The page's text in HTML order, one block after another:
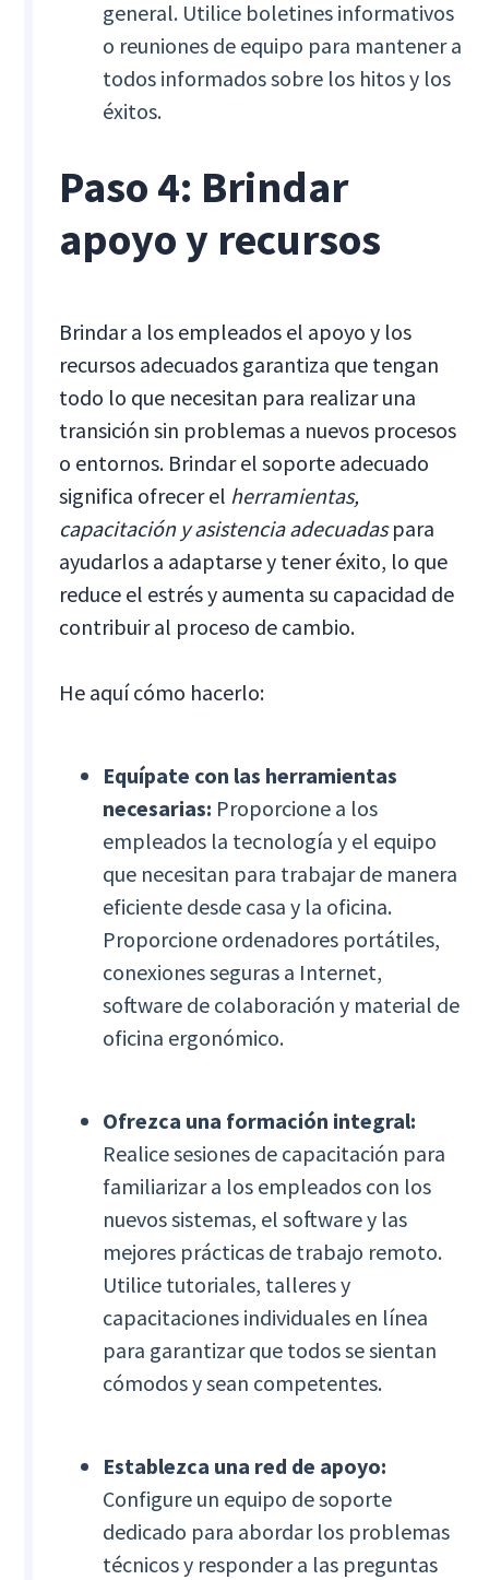
general. Utilice boletines informativos
o reuniones de equipo para mantener a
todos informados sobre los hitos y los
éxitos.
Paso 4: Brindar
apoyo y recursos
Brindar a los empleados el apoyo y los
recursos adecuados garantiza que tengan
todo lo que necesitan para realizar una
transición sin problemas a nuevos procesos
o entornos. Brindar el soporte adecuado
significa ofrecer el herramientas,
capacitación y asistencia adecuadaspara
ayudarlos a adaptarse y tener éxito, lo que
reduce el estrés y aumenta su capacidad de
contribuir al proceso de cambio.
He aquí cómo hacerlo:
Equípate con las herramientas
necesarias: Proporcione a los
empleados la tecnología y el equipo
que necesitan para trabajar de manera
eficiente desde casa y la oficina.
Proporcione ordenadores portátiles,
conexiones seguras a Internet,
software de colaboración y material de
oficina ergonómico.
Ofrezca una formación integral:
Realice sesiones de capacitación para
familiarizar a los empleados con los
nuevos sistemas, el software y las
mejores prácticas de trabajo remoto.
Utilice tutoriales, talleres y
capacitaciones individuales en línea
para garantizar que todos se sientan
cómodos y sean competentes.
Establezca una red de apoyo:
Configure un equipo de soporte
dedicado para abordar los problemas
técnicos y responder a las preguntas